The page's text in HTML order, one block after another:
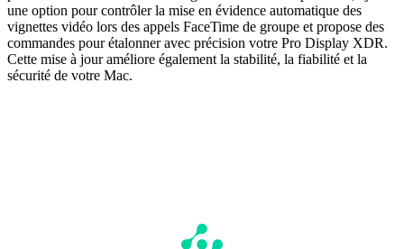
une option pour contrôler la mise en évidence automatique des
vignettes vidéo lors des appels FaceTime de groupe et propose des
commandes pour étalonner avec précision votre Pro Display XDR.
Cette mise à jour améliore également la stabilité, la fiabilité et la
sécurité de votre Mac.